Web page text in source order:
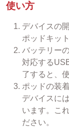
使い方
デバイスの
ポッドキッ
バッテリー
対応する
了すると、
ポッドの装
デバイスに
います。こ
ださい。